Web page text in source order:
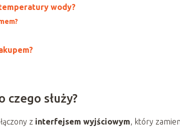
wody?
służy?
z interfejsem wyjściowym, który